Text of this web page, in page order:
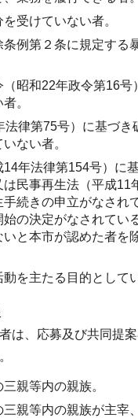
受けていない者。
例第２条に規定する
昭和22年政令第16号
。
法律第75号）に基づき
ない者。
年法律第154号）に
は民事再生法（平成11
続きの申立がなされ
始の決定がなされてい
と本市が認めた者を
を主たる目的として
は、応募及び共同提
親等内の親族。
親等内の親族が主宰